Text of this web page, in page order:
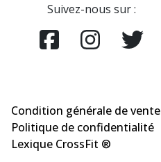
Suivez-nous sur :
Condition générale de vente
Politique de confidentialité
Lexique CrossFit ®